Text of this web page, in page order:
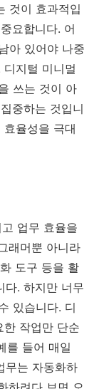
것이 효과적입
요합니다. 어
아 있어야 나중
지털 미니멀
쓰는 것이 아
중하는 것입니
율성을 극대
업무 효율을
래머뿐 아니라
도구 등을 활
다. 하지만 너무
있습니다. 디
한 작업만 단순
를 들어 매일
무는 자동화하